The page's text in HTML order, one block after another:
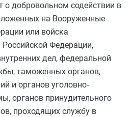
о добровольном содействии в
на Вооруженные
или войска
Федерации,
дел, федеральной
таможенных органов,
и органов уголовно-
органов принудительного
проходящих службу в